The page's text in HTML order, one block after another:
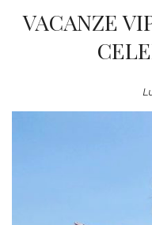
VACANZE